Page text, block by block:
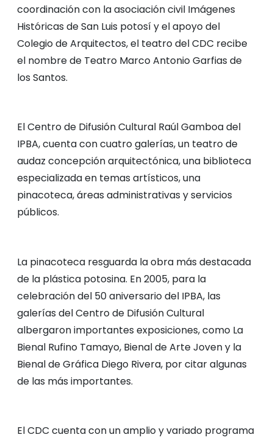
coordinación con la asociación civil Imágenes
Históricas de San Luis potosí y el apoyo del
Colegio de Arquitectos, el teatro del CDC recibe
el nombre de Teatro Marco Antonio Garfias de
los Santos.
El Centro de Difusión Cultural Raúl Gamboa del
IPBA, cuenta con cuatro galerías, un teatro de
audaz concepción arquitectónica, una biblioteca
especializada en temas artísticos, una
pinacoteca, áreas administrativas y servicios
públicos.
La pinacoteca resguarda la obra más destacada
de la plástica potosina. En 2005, para la
celebración del 50 aniversario del IPBA, las
galerías del Centro de Difusión Cultural
albergaron importantes exposiciones, como La
Bienal Rufino Tamayo, Bienal de Arte Joven y la
Bienal de Gráfica Diego Rivera, por citar algunas
de las más importantes.
El CDC cuenta con un amplio y variado programa